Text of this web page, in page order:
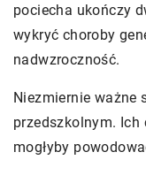
pociecha ukończy
wykryć choroby
nadwzroczność.
Niezmiernie ważne
przedszkolnym. Ich
mogłyby